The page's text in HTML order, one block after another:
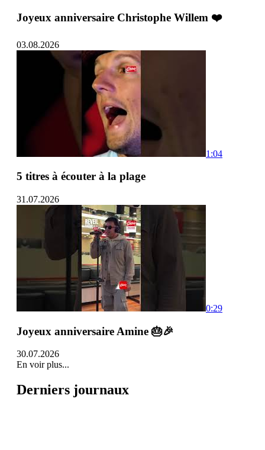
Joyeux anniversaire Christophe Willem ❤️
03.08.2026
1:04
5 titres à écouter à la plage
31.07.2026
0:29
Joyeux anniversaire Amine 🎂🎉
30.07.2026
En voir plus...
Derniers journaux